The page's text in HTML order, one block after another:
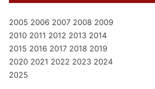
2005 2006 2007 2008 2009
2010 2011 2012 2013 2014
2015 2016 2017 2018 2019
2020 2021 2022 2023 2024
2025